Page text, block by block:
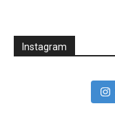
Instagram